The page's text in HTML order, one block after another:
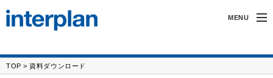
MENU
インタープランについて
TOP > 資料ダウンロード